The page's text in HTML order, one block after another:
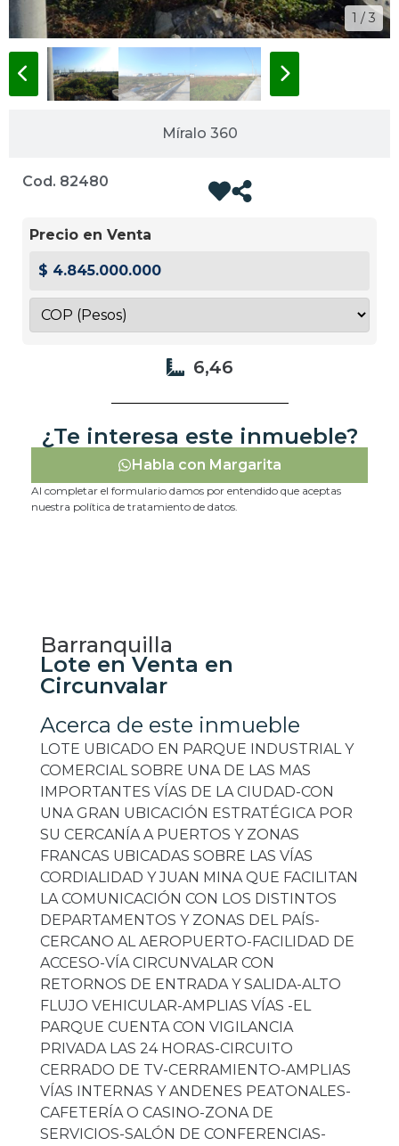
Míralo 360
1 / 3
Cod. 82480
Precio en Venta
$ 4.845.000.000
6,46
¿Te interesa este inmueble?
Habla con Margarita
Al completar el formulario damos por entendido que aceptas
nuestra política de tratamiento de datos.
Barranquilla
Lote en Venta en
Circunvalar
Acerca de este inmueble
LOTE UBICADO EN PARQUE INDUSTRIAL Y
COMERCIAL SOBRE UNA DE LAS MAS
IMPORTANTES VÍAS DE LA CIUDAD-CON
UNA GRAN UBICACIÓN ESTRATÉGICA POR
SU CERCANÍA A PUERTOS Y ZONAS
FRANCAS UBICADAS SOBRE LAS VÍAS
CORDIALIDAD Y JUAN MINA QUE FACILITAN
LA COMUNICACIÓN CON LOS DISTINTOS
DEPARTAMENTOS Y ZONAS DEL PAÍS-
CERCANO AL AEROPUERTO-FACILIDAD DE
ACCESO-VÍA CIRCUNVALAR CON
RETORNOS DE ENTRADA Y SALIDA-ALTO
FLUJO VEHICULAR-AMPLIAS VÍAS -EL
PARQUE CUENTA CON VIGILANCIA
PRIVADA LAS 24 HORAS-CIRCUITO
CERRADO DE TV-CERRAMIENTO-AMPLIAS
VÍAS INTERNAS Y ANDENES PEATONALES-
CAFETERÍA O CASINO-ZONA DE
SERVICIOS-SALÓN DE CONFERENCIAS-